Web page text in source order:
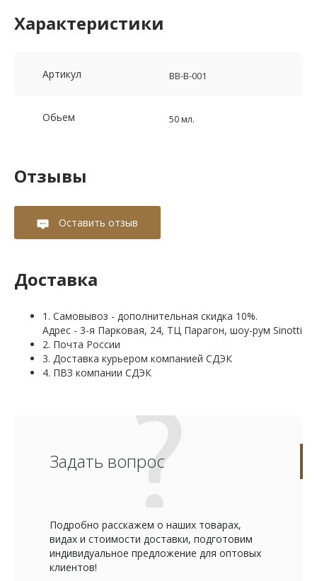
Характеристики
Артикул BB-B-001
Обьем 50 мл.
Отзывы
Оставить отзыв
Доставка
1. Самовывоз - дополнительная скидка 10%.
Адрес - 3-я Парковая, 24, ТЦ Парагон, шоу-рум Sinotti
2. Почта России
3. Доставка курьером компанией СДЭК
4. ПВЗ компании СДЭК
Задать вопрос
Подробно расскажем о наших товарах,
видах и стоимости доставки, подготовим
индивидуальное предложение для оптовых
клиентов!